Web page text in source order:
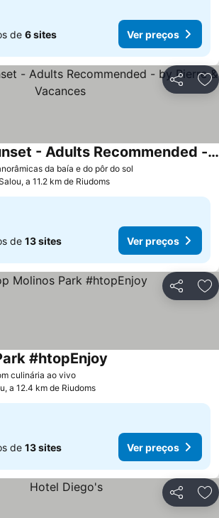
de 6 sites Ver preços
Partilhar
da baía e do pôr do sol
Hotel Salou Sunset - Adults Recommended - by Pierre & Vacances
a 11.2 km de Riudoms
de 13 sites Ver preços
Partilhar
culinária ao vivoVer preços
#htopEnjoy
a 12.4 km de Riudoms
de 13 sites Ver preços
Partilhar